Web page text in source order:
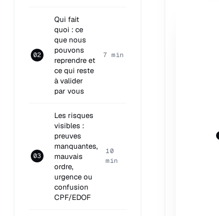
02
Qui fait
quoi : ce
que nous
pouvons
reprendre et
ce qui reste
à valider
par vous
7 min
03
Les risques
visibles :
preuves
manquantes,
mauvais
ordre,
urgence ou
confusion
CPF/EDOF
10
min